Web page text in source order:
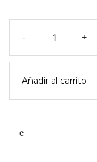
-
mamá
caja
de
+
Añadir al carrito